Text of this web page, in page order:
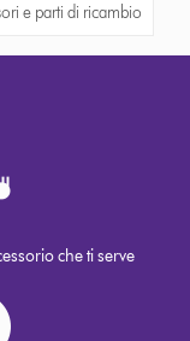
e parti di ricambio
che ti serve